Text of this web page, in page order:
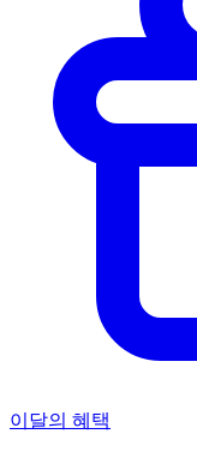
이달의 혜택